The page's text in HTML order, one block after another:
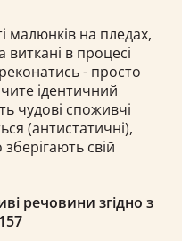
малюнків на пледах,
в процесі
- просто
ідентичний
чудові споживчі
(антистатичні),
свій
речовини згідно з